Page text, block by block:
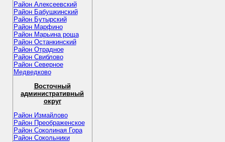
Район Алексеевский
Район Бабушкинский
Район Бутырский
Район Марфино
Район Марьина роща
Район Останкинский
Район Отрадное
Район Свиблово
Район Северное
Медведково
Восточный
административный
округ
Район Измайлово
Район Преображенское
Район Соколиная Гора
Район Сокольники